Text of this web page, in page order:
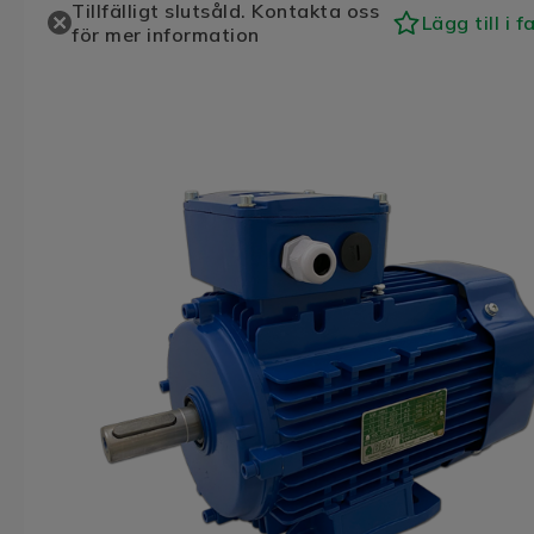
Tillfälligt slutsåld. Kontakta oss
för mer information
Lägg till i